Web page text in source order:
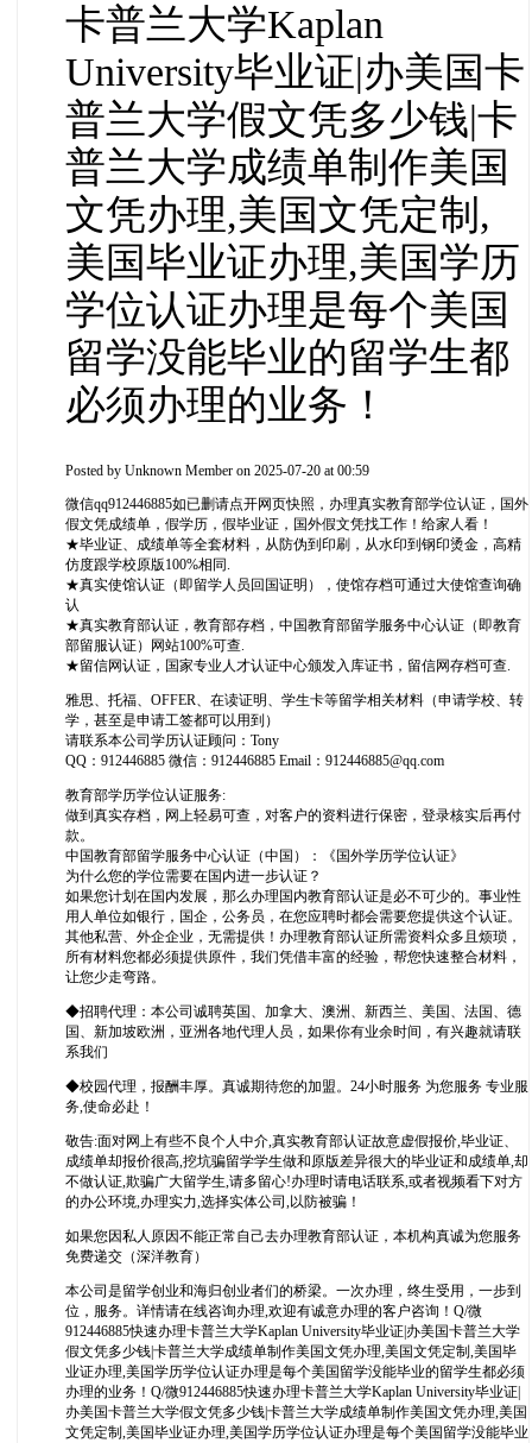
卡普兰大学Kaplan
University毕业证|办美国卡
普兰大学假文凭多少钱|卡
普兰大学成绩单制作美国
文凭办理,美国文凭定制,
美国毕业证办理,美国学历
学位认证办理是每个美国
留学没能毕业的留学生都
必须办理的业务！
Posted byUnknown Member on 2025-07-20 at 00:59
微信qq912446885如已删请点开网页快照，办理真实教育部学位认证，国外
假文凭成绩单，假学历，假毕业证，国外假文凭找工作！给家人看！
★毕业证、成绩单等全套材料，从防伪到印刷，从水印到钢印烫金，高精
仿度跟学校原版100%相同.
★真实使馆认证（即留学人员回国证明），使馆存档可通过大使馆查询确
认
★真实教育部认证，教育部存档，中国教育部留学服务中心认证（即教育
部留服认证）网站100%可查.
★留信网认证，国家专业人才认证中心颁发入库证书，留信网存档可查.
雅思、托福、OFFER、在读证明、学生卡等留学相关材料（申请学校、转
学，甚至是申请工签都可以用到）
请联系本公司学历认证顾问：Tony
QQ：912446885 微信：912446885 Email：912446885@qq.com
教育部学历学位认证服务:
做到真实存档，网上轻易可查，对客户的资料进行保密，登录核实后再付
款。
中国教育部留学服务中心认证（中国）：《国外学历学位认证》
为什么您的学位需要在国内进一步认证？
如果您计划在国内发展，那么办理国内教育部认证是必不可少的。事业性
用人单位如银行，国企，公务员，在您应聘时都会需要您提供这个认证。
其他私营、外企企业，无需提供！办理教育部认证所需资料众多且烦琐，
所有材料您都必须提供原件，我们凭借丰富的经验，帮您快速整合材料，
让您少走弯路。
◆招聘代理：本公司诚聘英国、加拿大、澳洲、新西兰、美国、法国、德
国、新加坡欧洲，亚洲各地代理人员，如果你有业余时间，有兴趣就请联
系我们
◆校园代理，报酬丰厚。真诚期待您的加盟。24小时服务 为您服务 专业服
务,使命必赴！
敬告:面对网上有些不良个人中介,真实教育部认证故意虚假报价,毕业证、
成绩单却报价很高,挖坑骗留学学生做和原版差异很大的毕业证和成绩单,却
不做认证,欺骗广大留学生,请多留心!办理时请电话联系,或者视频看下对方
的办公环境,办理实力,选择实体公司,以防被骗！
如果您因私人原因不能正常自己去办理教育部认证，本机构真诚为您服务
免费递交（深洋教育）
本公司是留学创业和海归创业者们的桥梁。一次办理，终生受用，一步到
位，服务。详情请在线咨询办理,欢迎有诚意办理的客户咨询！Q/微
912446885快速办理卡普兰大学Kaplan University毕业证|办美国卡普兰大学
假文凭多少钱|卡普兰大学成绩单制作美国文凭办理,美国文凭定制,美国毕
业证办理,美国学历学位认证办理是每个美国留学没能毕业的留学生都必须
办理的业务！Q/微912446885快速办理卡普兰大学Kaplan University毕业证|
办美国卡普兰大学假文凭多少钱|卡普兰大学成绩单制作美国文凭办理,美国
文凭定制,美国毕业证办理,美国学历学位认证办理是每个美国留学没能毕业